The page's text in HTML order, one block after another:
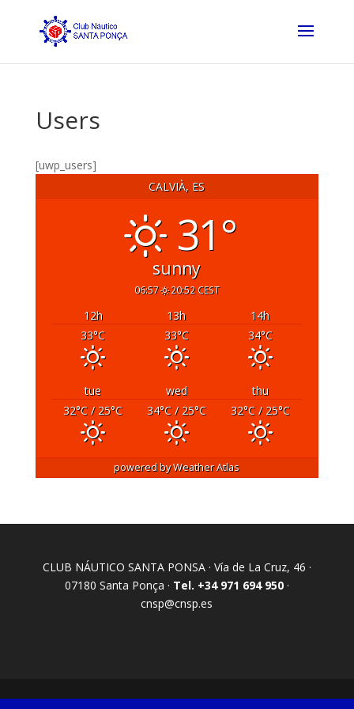
Users
[uwp_users]
CALVIÀ, ES
31°
sunny
06:57 20:52 CEST
12h 13h 14h
33°C 33°C 34°C
tue wed
thu
32°C / 25°C 34°C/ 25°C 32°C/ 25°C
powered byWeather Atlas
CLUB NÁUTICO SANTA PONSA · Vía de La Cruz, 46 ·
07180 Santa Ponça · Tel. +34 971 694 950·
cnsp@cnsp.es